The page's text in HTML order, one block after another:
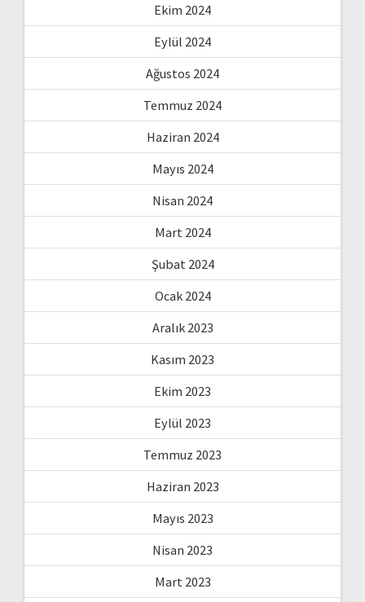
Ekim 2024
Eylül 2024
Ağustos 2024
Temmuz 2024
Haziran 2024
Mayıs 2024
Nisan 2024
Mart 2024
Şubat 2024
Ocak 2024
Aralık 2023
Kasım 2023
Ekim 2023
Eylül 2023
Temmuz 2023
Haziran 2023
Mayıs 2023
Nisan 2023
Mart 2023